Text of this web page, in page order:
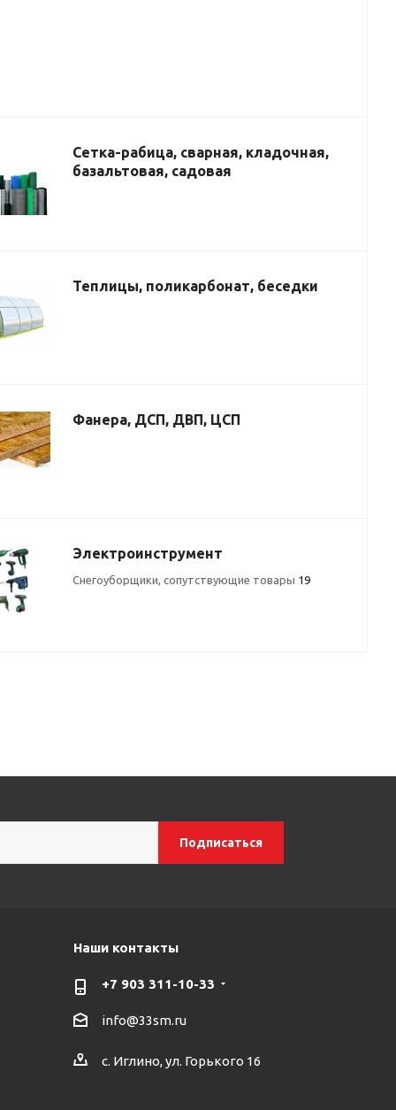
Сетка-рабица, сварная, кладочная,
базальтовая, садовая
Теплицы, поликарбонат, беседки
Фанера, ДСП, ДВП, ЦСП
Электроинструмент
Снегоуборщики, сопутствующие товары 19
Наши контакты
+7 903 311-10-33
info@33sm.ru
с. Иглино, ул. Горького 16